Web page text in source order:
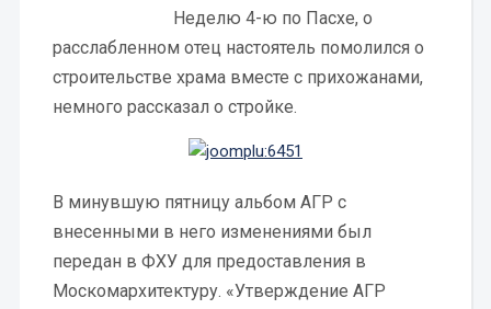
Неделю 4-ю по Пасхе, о
расслабленном отец настоятель помолился о
строительстве храма вместе с прихожанами,
немного рассказал о стройке.
В минувшую пятницу альбом АГР с
внесенными в него изменениями был
передан в ФХУ для предоставления в
Москомархитектуру. «Утверждение АГР